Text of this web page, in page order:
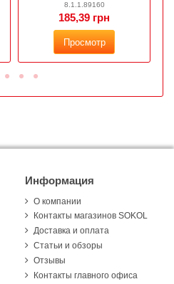
8.1.1.89160
185,39 грн
Просмотр
Информация
О компании
Контакты магазинов SOKOL
Доставка и оплата
Статьи и обзоры
Отзывы
Контакты главного офиса